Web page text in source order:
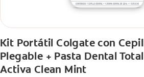
Kit Portátil Colgate con
Plegable + Pasta Dental
Activa Clean Mint